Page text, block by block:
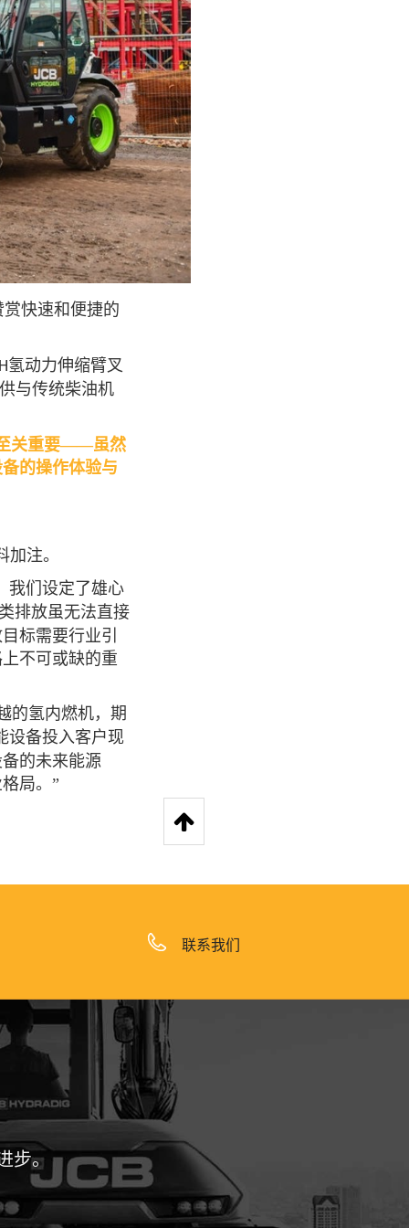
快速和便捷的
氢动力伸缩臂叉
与传统柴油机
至关重要——虽然
的操作体验与
注。
我们设定了雄心
排放虽无法直接
标需要行业引
不可或缺的重
的氢内燃机，期
设备投入客户现
的未来能源
局。”
联系我们
步。